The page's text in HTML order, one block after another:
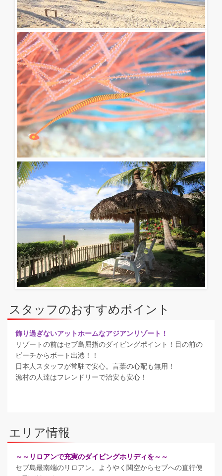
スタッフのおすすめポイント
飾り過ぎないアットホームなアジアンリゾート！
リゾートの前はセブ島屈指のダイビングポイント！目の前の
ビーチからボート出港！！
日本人スタッフが常駐で安心。言葉の心配も無用！
漁村の人達はフレンドリーで治安も安心！
エリア情報
～～リロアンで充実のダイビングホリディを～～
セブ島最南端のリロアン。ようやく関空からセブへの直行便